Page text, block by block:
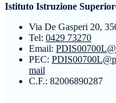
Istituto Istruzione
Via De Gasperi 20,
Tel: 0429 73270
Email:
PEC:
mail
C.F.: 82006890287